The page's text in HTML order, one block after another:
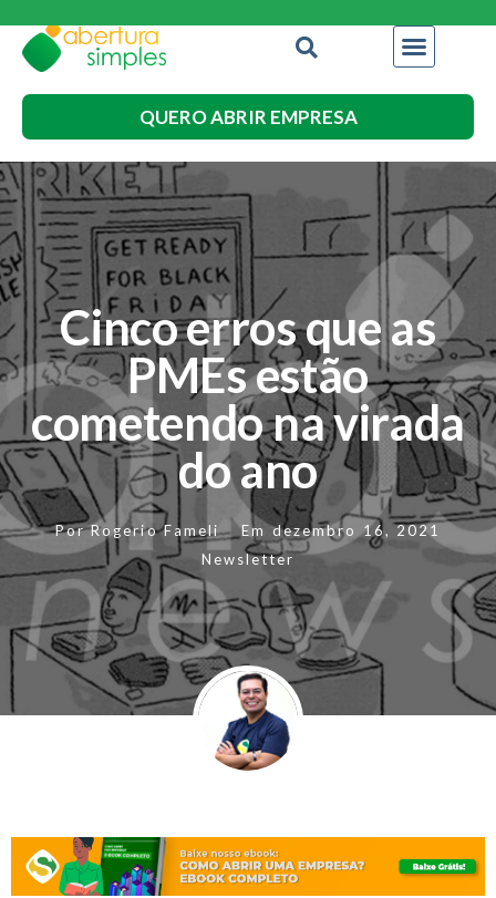
QUERO ABRIR EMPRESA
Cinco erros que as
PMEs estão
cometendo na virada
do ano
PorRogerio Fameli Em dezembro 16, 2021
Newsletter